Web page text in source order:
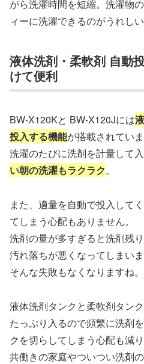
がら洗濯時間を短縮。洗濯物
ィーに洗濯できるのがうれしい
液体洗剤・柔軟剤 自動
けて便利
BW-X120Kと BW-X120Jには
投入する機能が搭載されていま
洗濯のたびに洗剤を計量して
い朝の洗濯もラクラク。
また、適量を自動で投入して
てしまう心配もありません。
洗剤の量が多すぎると洗剤残
汚れ落ちが悪くなってしまい
そんな失敗もなくなりますね。
液体洗剤タンクと柔軟剤タン
たっぷり入るので頻繁に洗剤
クを切らしてしまう心配も減り
共働きの家庭やついつい洗剤